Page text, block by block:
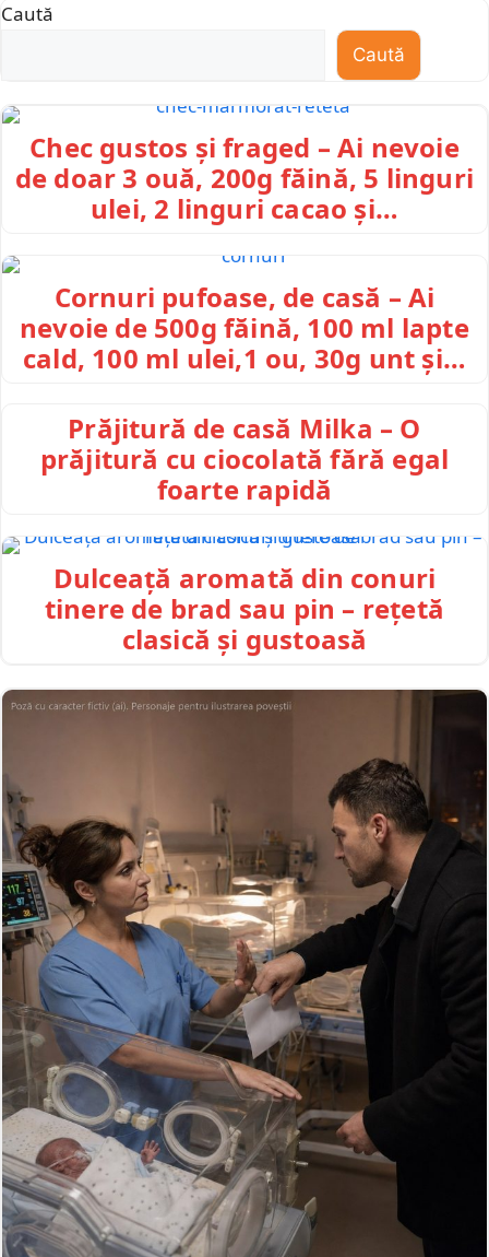
Caută
Caută
Chec gustos și fraged – Ai nevoie
de doar 3 ouă, 200g făină, 5 linguri
ulei, 2 linguri cacao și…
Cornuri pufoase, de casă – Ai
nevoie de 500g făină, 100 ml lapte
cald, 100 ml ulei,1 ou, 30g unt și…
Prăjitură de casă Milka – O
prăjitură cu ciocolată fără egal
foarte rapidă
Dulceață aromată din conuri
tinere de brad sau pin – rețetă
clasică și gustoasă